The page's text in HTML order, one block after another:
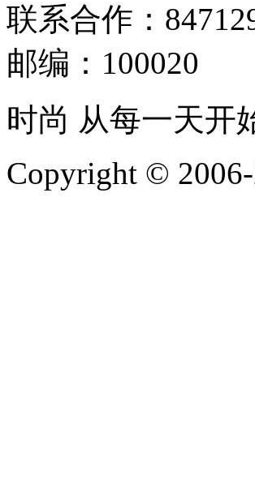
联系合作：
邮编：100020
时尚 从每一天
Copyright ©